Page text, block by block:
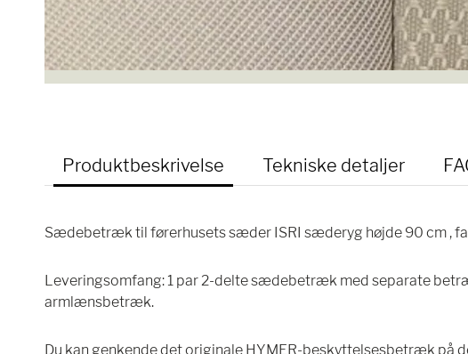
Produktbeskrivelse Tekniske detaljer
Sædebetræk til førerhusets sæder ISRI sæderyg højde 90 cm ,
Leveringsomfang: 1 par 2-delte sædebetræk med separate
armlænsbetræk.
Du kan genkende det originale HYMER-beskyttelsesbetræk på